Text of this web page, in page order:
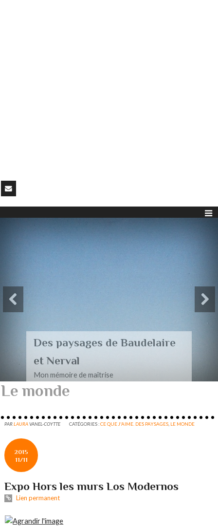
Des paysages de Baudelaire
et Nerval
Mon mémoire de maîtrise
Le monde
PARLAURAVANEL-COYTTE CATÉGORIES :CE QUE J'AIME. DES PAYSAGES LE MONDE
2015
11/11
Expo Hors les murs Los Modernos
Lien permanent